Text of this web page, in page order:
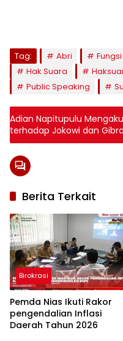
Tag: Abri
Hak Suara
Public Speaking
Adian Napitupulu
terhadap Jokowi dan
Berita Terkait
Birokrasi
Pemda Nias Ikuti Rakor
pengendalian Inflasi
Daerah Tahun 2026